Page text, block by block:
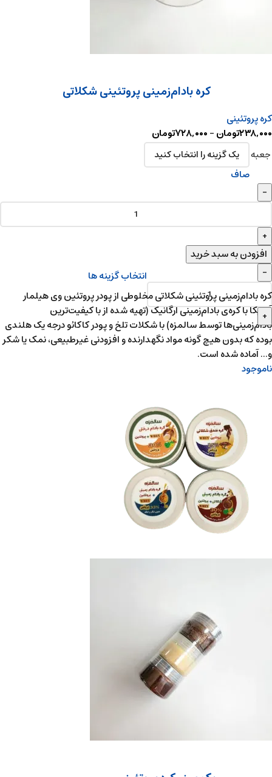
کره بادام‌زمینی پروتئینی شکلاتی
کره پروتئینی
۲۳۸,۰۰۰تومان–۷۲۸,۰۰۰تومان
جعبه
صاف
افزودن به سبد خرید
انتخاب گزینه ها
کره بادام‌زمینی پروتئینی شکلاتی مخلوطی از پودر پروتئین وی هیلمار
آمریکا با کره‌ی بادام‌زمینی ارگانیک (تهیه شده از با کیفیت‌ترین
بادام‌زمینی‌ها توسط سالمزه) با شکلات تلخ و پودر کاکائو درجه یک هلندی
بوده که بدون هیچ گونه مواد نگهدارنده و افزودنی غیرطبیعی‌، نمک یا شکر
و... آماده شده است.
ناموجود